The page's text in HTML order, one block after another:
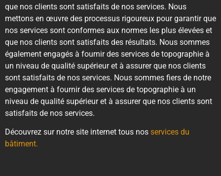
que nos clients sont satisfaits de nos services. Nous
mettons en œuvre des processus rigoureux pour garantir que
nos services sont conformes aux normes les plus élevées et
que nos clients sont satisfaits des résultats. Nous sommes
également engagés à fournir des services de topographie à
un niveau de qualité supérieur et à assurer que nos clients
sont satisfaits de nos services. Nous sommes fiers de notre
engagement à fournir des services de topographie à un
niveau de qualité supérieur et à assurer que nos clients sont
satisfaits de nos services.
Découvrez sur notre site internet tous nos services du
bâtiment.